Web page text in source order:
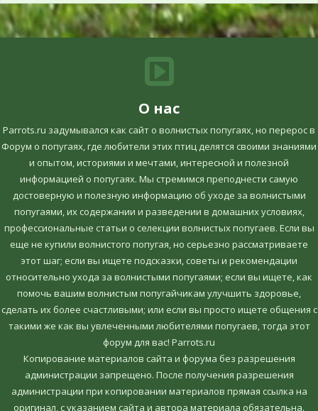
О нас
Parrots.ru задумывался как сайт о волнистых попугаях, но перерос в
Форум о попугаях, где любители этих птиц делятся своими знаниями
и опытом, историями и мечтами, интересной и полезной
информацией о попугаях. Мы стремимся преподнести самую
достоверную и полезную информацию об уходе за волнистыми
попугаями, их содержании и разведении в домашних условиях,
профессиональные статьи о селекции волнистых попугаев. Если вы
еще не купили волнистого попугая, но серьезно рассматриваете
этот шаг; если вы ищете подсказки, советы и рекомендации
относительно ухода за волнистыми попугаями; если вы ищете, как
помочь вашим волнистым попугайчикам улучшить здоровье,
сделать их более счастливыми; или если вы просто ищете общения с
такими же как вы увлеченными любителями попугаев, тогда этот
форум для вас! Parrots.ru
Копирование материалов сайта и форума без разрешения
администрации запрещено. После получения разрешения
администрации при копировании материалов прямая ссылка на
оригинал, c указанием сайта и автора материала обязательна.